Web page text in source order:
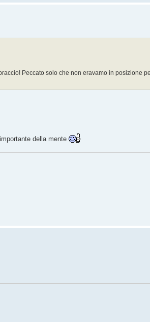
Peccato solo che non eravamo in posizione
della mente